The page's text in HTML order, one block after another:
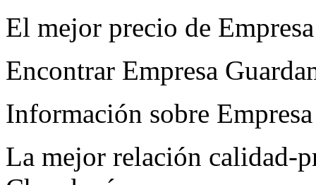
El mejor precio de
Encontrar Empresa
Información sobre
La mejor relación calidad-